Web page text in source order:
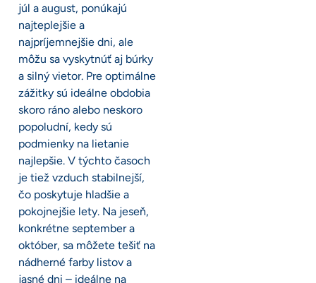
júl a august, ponúkajú
najteplejšie a
najpríjemnejšie dni, ale
môžu sa vyskytnúť aj búrky
a silný vietor. Pre optimálne
zážitky sú ideálne obdobia
skoro ráno alebo neskoro
popoludní, kedy sú
podmienky na lietanie
najlepšie. V týchto časoch
je tiež vzduch stabilnejší,
čo poskytuje hladšie a
pokojnejšie lety. Na jeseň,
konkrétne september a
október, sa môžete tešiť na
nádherné farby listov a
jasné dni – ideálne na